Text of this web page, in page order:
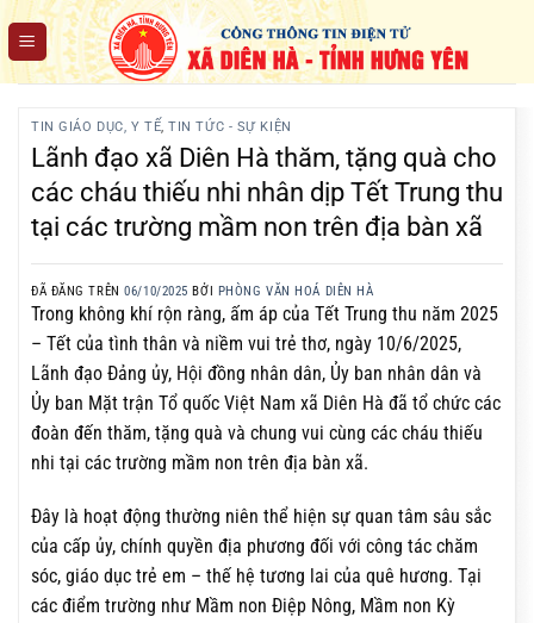
Chuyển
đến
nội
TIN GIÁO DỤC, Y TẾ,TIN TỨC - SỰ KIỆN
Lãnh đạo xã Diên Hà thăm, tặng quà cho
các cháu thiếu nhi nhân dịp Tết Trung thu
tại các trường mầm non trên địa bàn xã
ĐÃ ĐĂNG TRÊN06/10/2025 BỞI PHÒNG VĂN HOÁ DIÊN HÀ
Trong không khí rộn ràng, ấm áp của Tết Trung thu năm 2025
– Tết của tình thân và niềm vui trẻ thơ, ngày 10/6/2025,
Lãnh đạo Đảng ủy, Hội đồng nhân dân, Ủy ban nhân dân và
Ủy ban Mặt trận Tổ quốc Việt Nam xã Diên Hà đã tổ chức các
đoàn đến thăm, tặng quà và chung vui cùng các cháu thiếu
nhi tại các trường mầm non trên địa bàn xã.
Đây là hoạt động thường niên thể hiện sự quan tâm sâu sắc
của cấp ủy, chính quyền địa phương đối với công tác chăm
sóc, giáo dục trẻ em – thế hệ tương lai của quê hương. Tại
các điểm trường như Mầm non Điệp Nông, Mầm non Kỳ